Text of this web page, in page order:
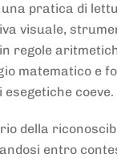
una pratica di
visuale,
regole
matematico e
coeve.
della
entro